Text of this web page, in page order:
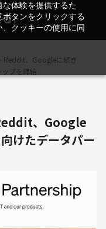
体験を提供するた
タンをクリックする
クッキーの使用に同
Reddit、Googleに続き
プを締結
、Google
けたデータパー